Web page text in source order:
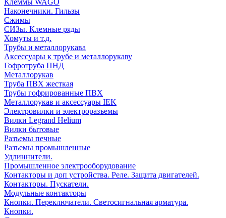
Наконечники. Гильзы
Сжимы
СИЗы. Клемные ряды
Хомуты и т.д.
Трубы и металлорукава
Аксессуары к трубе и металлорукаву
Гофротруба ПНД
Металлорукав
Труба ПВХ жесткая
Трубы гофрированные ПВХ
Металлорукав и аксессуары IEK
Электровилки и электроразъемы
Вилки Legrand Helium
Вилки бытовые
Разъемы печные
Разъемы промышленные
Удлиннители.
Промышленное электрооборудование
Контакторы и доп устройства. Реле. Защита двигателей.
Контакторы. Пускатели.
Модульные контакторы
Кнопки. Переключатели. Светосигнальная арматура.
Кнопки.